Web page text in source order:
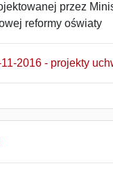
przez
reformy oświaty
2016 - projekty